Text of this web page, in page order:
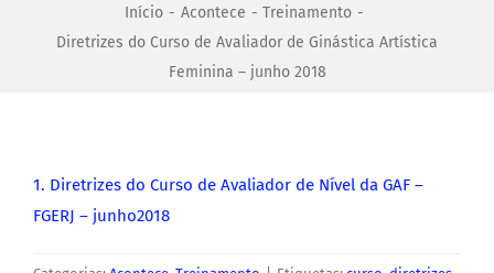
Início Acontece
Treinamento
Diretrizes do Curso de Avaliador de Ginástica Artística
Feminina – junho 2018
1. Diretrizes do Curso de Avaliador de Nível da GAF –
FGERJ – junho2018